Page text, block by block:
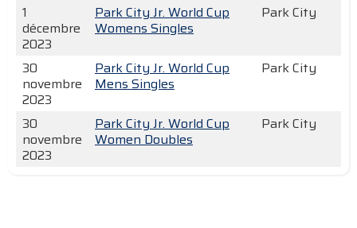
1
décembre
2023
Park City Jr. World Cup
Womens Singles
Park City
30
novembre
2023
Park City Jr. World Cup
Mens Singles
Park City
30
novembre
2023
Park City Jr. World Cup
Women Doubles
Park City